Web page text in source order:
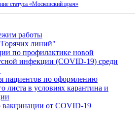
статуса «Московский врач»
работы
линий"
по профилактике новой
инфекции (COVID-19) среди
пациентов по оформлению
листа в условиях карантина и
вакцинации от COVID-19